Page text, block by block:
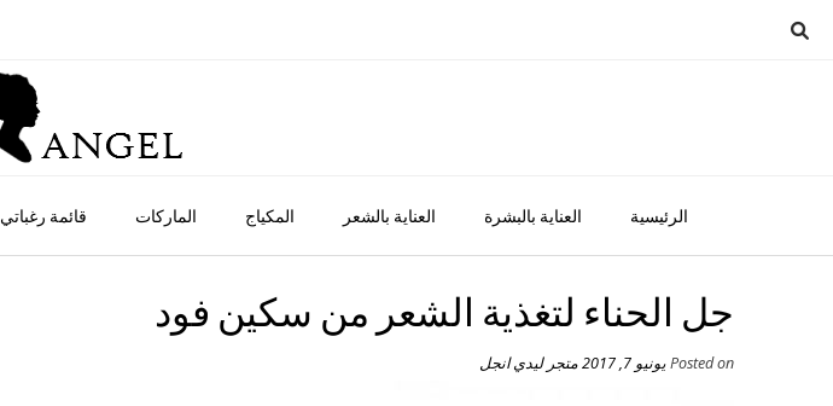
قائمة رغباتي الماركات المكياج العناية بالشعر العناية بالبشرة الرئيسية
جل الحناء لتغذية الشعر من سكين فود
Posted onيونيو 7, 2017 متجر ليدي انجل